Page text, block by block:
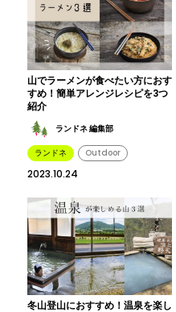
山でラーメンが食べたい方におす
すめ！簡単アレンジレシピを3つ
紹介
ランドネ 編集部
ランドネ Outdoor
2023.10.24
冬山登山におすすめ！温泉を楽し